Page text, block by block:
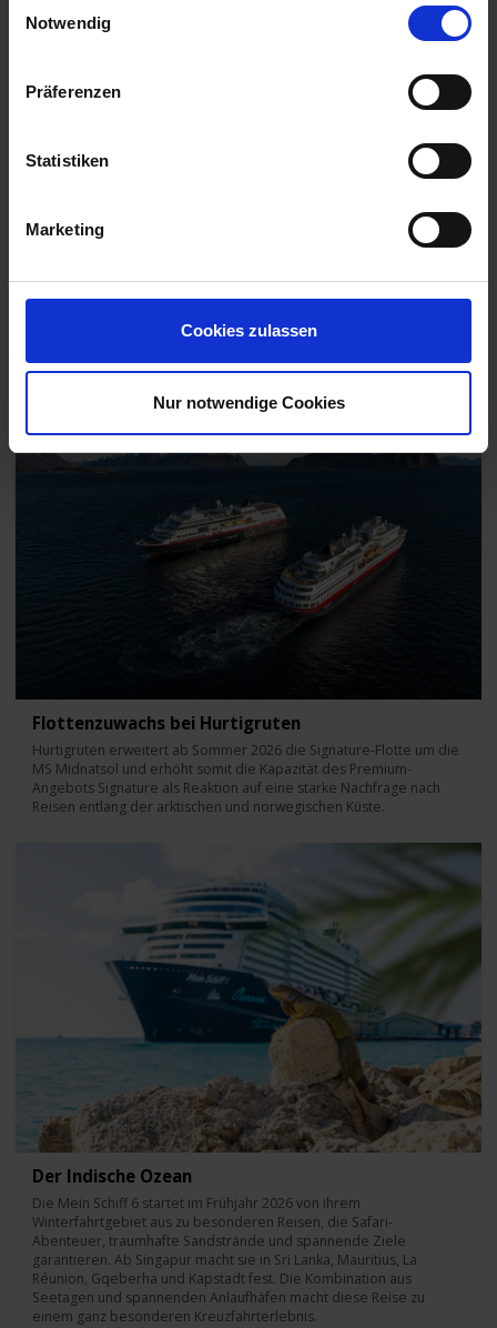
Notwendig
Präferenzen
Statistiken
Marketing
Cookies zulassen
Nur notwendige Cookies
ist eine zehntägige Kreuzfahrt durchs westliche Mittelmeer, die am
Flottenzuwachs bei Hurtigruten
Hurtigruten erweitert ab Sommer 2026 die Signature-Flotte um die
MS Midnatsol und erhöht somit die Kapazität des Premium-
Angebots Signature als Reaktion auf eine starke Nachfrage nach
Reisen entlang der arktischen und norwegischen Küste.
Der Indische Ozean
Die Mein Schiff 6 startet im Frühjahr 2026 von ihrem
Winterfahrtgebiet aus zu besonderen Reisen, die Safari-
Abenteuer, traumhafte Sandstrände und spannende Ziele
garantieren. Ab Singapur macht sie in Sri Lanka, Mauritius, La
Réunion, Gqeberha und Kapstadt fest. Die Kombination aus
Seetagen und spannenden Anlaufhäfen macht diese Reise zu
einem ganz besonderen Kreuzfahrterlebnis.